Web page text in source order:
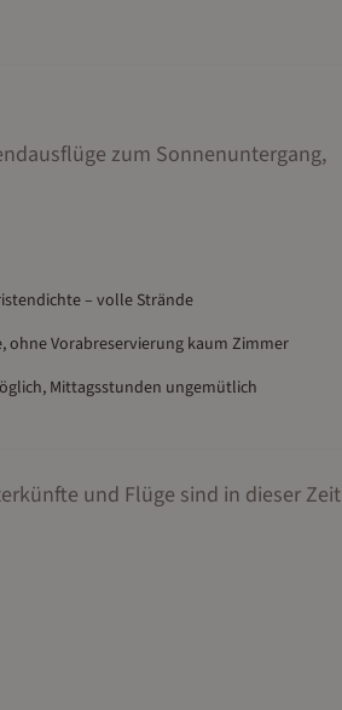
zum Sonnenuntergang,
– volle Strände
ohne Vorabreservierung kaum Zimmer
Mittagsstunden ungemütlich
und Flüge sind in dieser Zeit